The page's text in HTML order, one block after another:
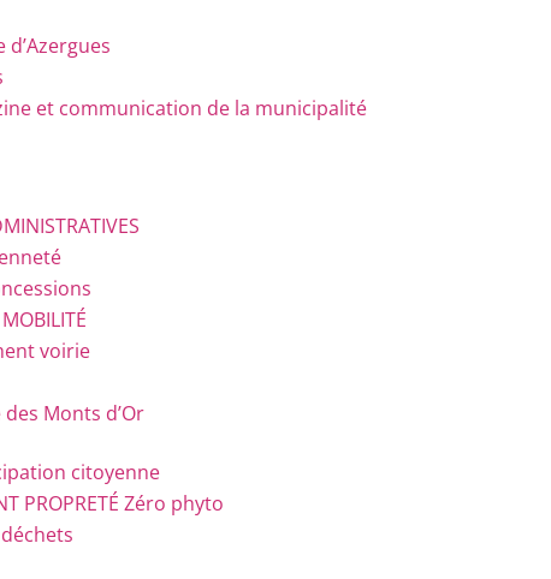
d’Azergues
et communication de la municipalité
voirie
Monts d’Or
citoyenne
PROPRETÉ Zéro phyto